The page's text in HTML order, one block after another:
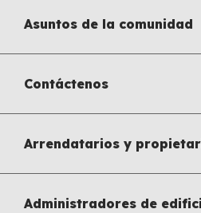
Asuntos de la comunidad
Contáctenos
Arrendatarios y
Administradores de